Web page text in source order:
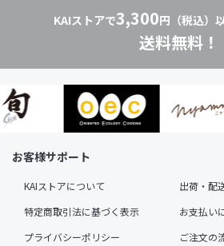
KAIストアで3,300円（税込）
送料無料！
お客様サポート
KAIストアについて
出荷・配
特定商取引法に基づく表示
お支払い
プライバシーポリシー
ご注文の